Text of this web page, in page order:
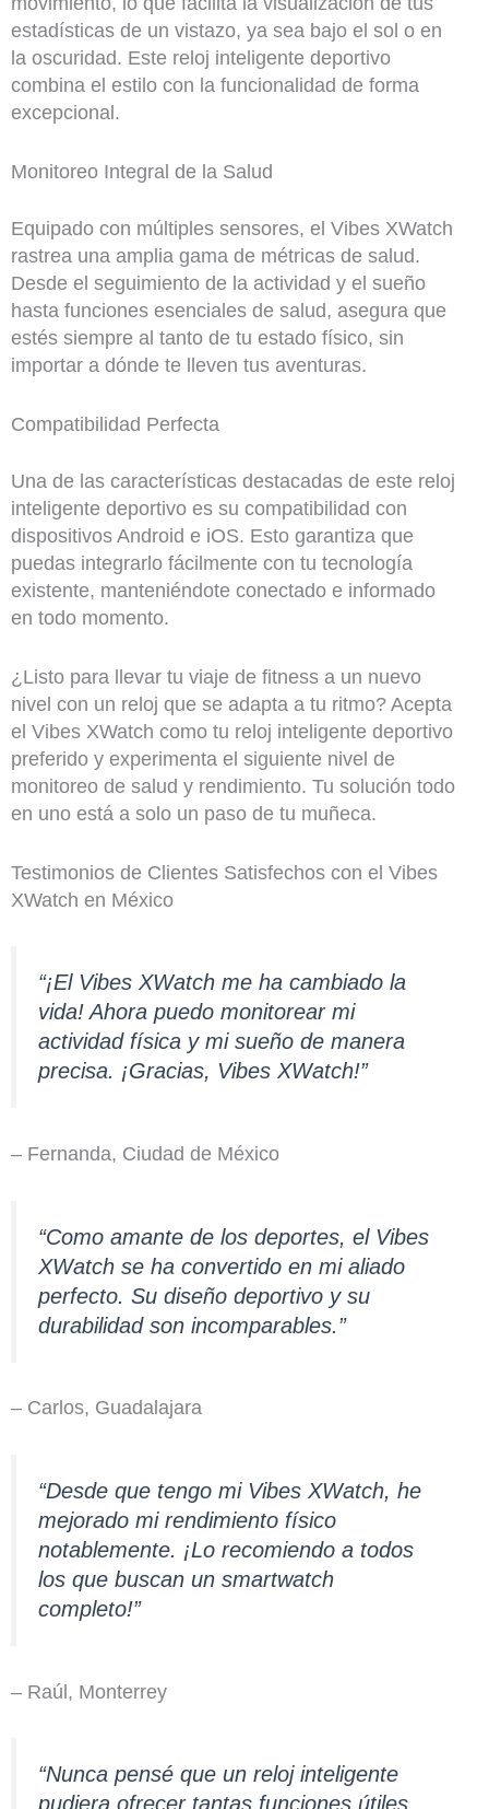
estadísticas de un vistazo, ya sea bajo el sol o en
la oscuridad. Este reloj inteligente deportivo
combina el estilo con la funcionalidad de forma
excepcional.
Monitoreo Integral de la Salud
Equipado con múltiples sensores, el Vibes XWatch
rastrea una amplia gama de métricas de salud.
Desde el seguimiento de la actividad y el sueño
hasta funciones esenciales de salud, asegura que
estés siempre al tanto de tu estado físico, sin
importar a dónde te lleven tus aventuras.
Compatibilidad Perfecta
Una de las características destacadas de este reloj
inteligente deportivo es su compatibilidad con
dispositivos Android e iOS. Esto garantiza que
puedas integrarlo fácilmente con tu tecnología
existente, manteniéndote conectado e informado
en todo momento.
¿Listo para llevar tu viaje de fitness a un nuevo
nivel con un reloj que se adapta a tu ritmo? Acepta
el Vibes XWatch como tu reloj inteligente deportivo
preferido y experimenta el siguiente nivel de
monitoreo de salud y rendimiento. Tu solución todo
en uno está a solo un paso de tu muñeca.
Testimonios de Clientes Satisfechos con el Vibes
XWatch en México
“¡El Vibes XWatch me ha cambiado la
vida! Ahora puedo monitorear mi
actividad física y mi sueño de manera
precisa. ¡Gracias, Vibes XWatch!”
– Fernanda, Ciudad de México
“Como amante de los deportes, el Vibes
XWatch se ha convertido en mi aliado
perfecto. Su diseño deportivo y su
durabilidad son incomparables.”
– Carlos, Guadalajara
“Desde que tengo mi Vibes XWatch, he
mejorado mi rendimiento físico
notablemente. ¡Lo recomiendo a todos
los que buscan un smartwatch
completo!”
– Raúl, Monterrey
“Nunca pensé que un reloj inteligente
pudiera ofrecer tantas funciones útiles.